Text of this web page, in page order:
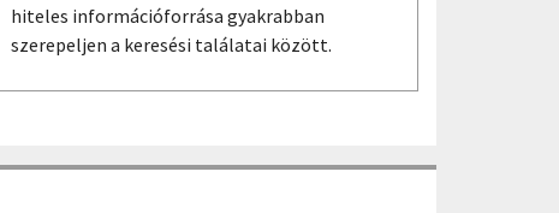
hiteles információforrása gyakrabban
szerepeljen a keresési találatai között.